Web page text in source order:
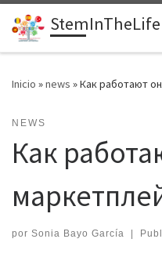
Saltar al contenido
StemInTheLife
Inicio »news »Как работают
NEWS
Как
por Sonia Bayo García |